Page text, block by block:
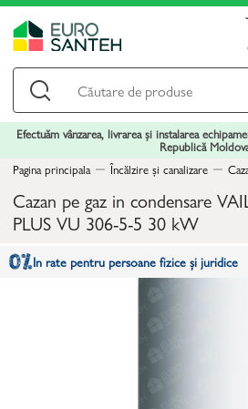
Efectuăm vânzarea, livrarea și instalarea
Republică
Pagina principala
Încălzire și canalizare
Cazan pe gaz in condensare
PLUS VU 306-5-5 30 kW
In rate pentru persoane fizice și juridice